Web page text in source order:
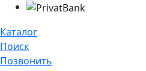
Каталог
Поиск
Позвонить